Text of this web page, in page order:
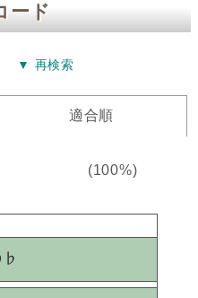
ード
▼ 再検索
適合順
(100%)